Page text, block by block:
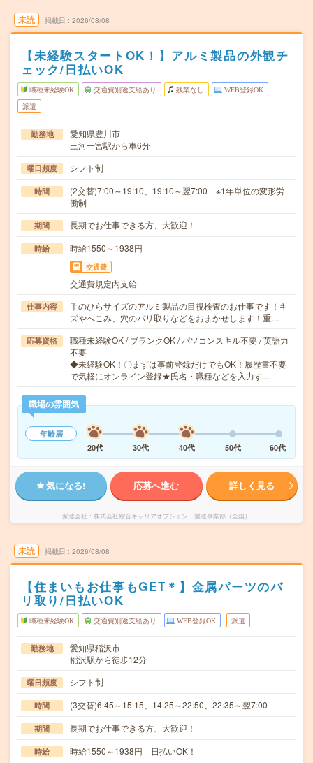
未読 掲載日 2026/08/08
【未経験スタートOK！】アルミ製品の外観チ
ェック/日払いOK
職種未経験OK 交通費別途支給あり 残業なし WEB登録OK
派遣
勤務地
愛知県豊川市
三河一宮駅から車6分
曜日頻度 シフト制
時間
(2交替)7:00～19:10、19:10～翌7:00 ※1年単位の変形労
働制
期間 長期でお仕事できる方、大歓迎！
時給 時給1550～1938円
交通費
交通費規定内支給
仕事内容
手のひらサイズのアルミ製品の目視検査のお仕事です！キ
ズやへこみ、穴のバリ取りなどをおまかせします！重…
応募資格
職種未経験OK / ブランクOK / パソコンスキル不要 / 英語力
不要
◆未経験OK！〇まずは事前登録だけでもOK！履歴書不要
で気軽にオンライン登録★氏名・職種などを入力す…
職場の雰囲気
年齢層
20代
30代 40代 50代 60代
気になる! 応募へ進む 詳しく見る
派遣会社 株式会社綜合キャリアオプション 製造事業部（全国）
未読 掲載日 2026/08/08
【住まいもお仕事もGET＊】金属パーツのバ
リ取り/日払いOK
職種未経験OK 交通費別途支給あり WEB登録OK 派遣
勤務地
愛知県稲沢市
稲沢駅から徒歩12分
曜日頻度 シフト制
時間 (3交替)6:45～15:15、14:25～22:50、22:35～翌7:00
期間 長期でお仕事できる方、大歓迎！
時給 時給1550～1938円 日払いOK！